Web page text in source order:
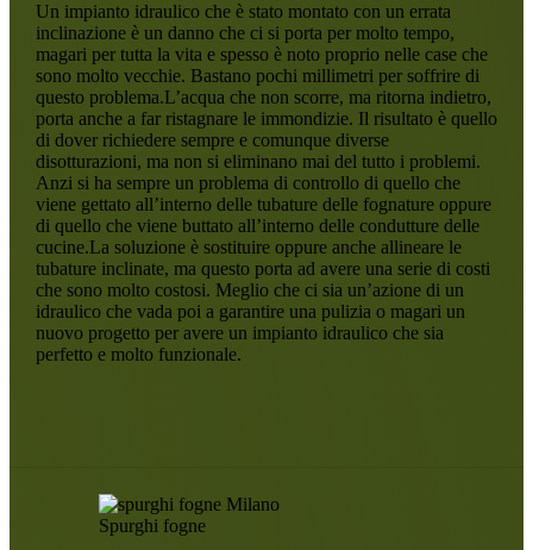
Un impianto idraulico che è stato montato con un errata
inclinazione è un danno che ci si porta per molto tempo,
magari per tutta la vita e spesso è noto proprio nelle case che
sono molto vecchie. Bastano pochi millimetri per soffrire di
questo problema.L’acqua che non scorre, ma ritorna indietro,
porta anche a far ristagnare le immondizie. Il risultato è quello
di dover richiedere sempre e comunque diverse
disotturazioni, ma non si eliminano mai del tutto i problemi.
Anzi si ha sempre un problema di controllo di quello che
viene gettato all’interno delle tubature delle fognature oppure
di quello che viene buttato all’interno delle condutture delle
cucine.La soluzione è sostituire oppure anche allineare le
tubature inclinate, ma questo porta ad avere una serie di costi
che sono molto costosi. Meglio che ci sia un’azione di un
idraulico che vada poi a garantire una pulizia o magari un
nuovo progetto per avere un impianto idraulico che sia
perfetto e molto funzionale.
Spurghi fogne